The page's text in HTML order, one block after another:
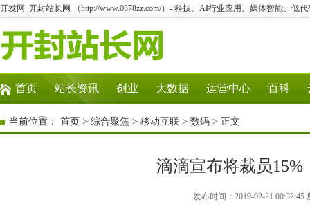
开发网_开封站长网 （http://www.0378zz.com/）- 科技、AI行业应用、媒体智能、低
首页 站长资讯 创业 大数据 运营中心 百科
当前位置： 首页 > 综合聚焦 > 移动互联 > 数码 > 正文
滴滴宣布将裁员15%
发布时间：2019-02-21